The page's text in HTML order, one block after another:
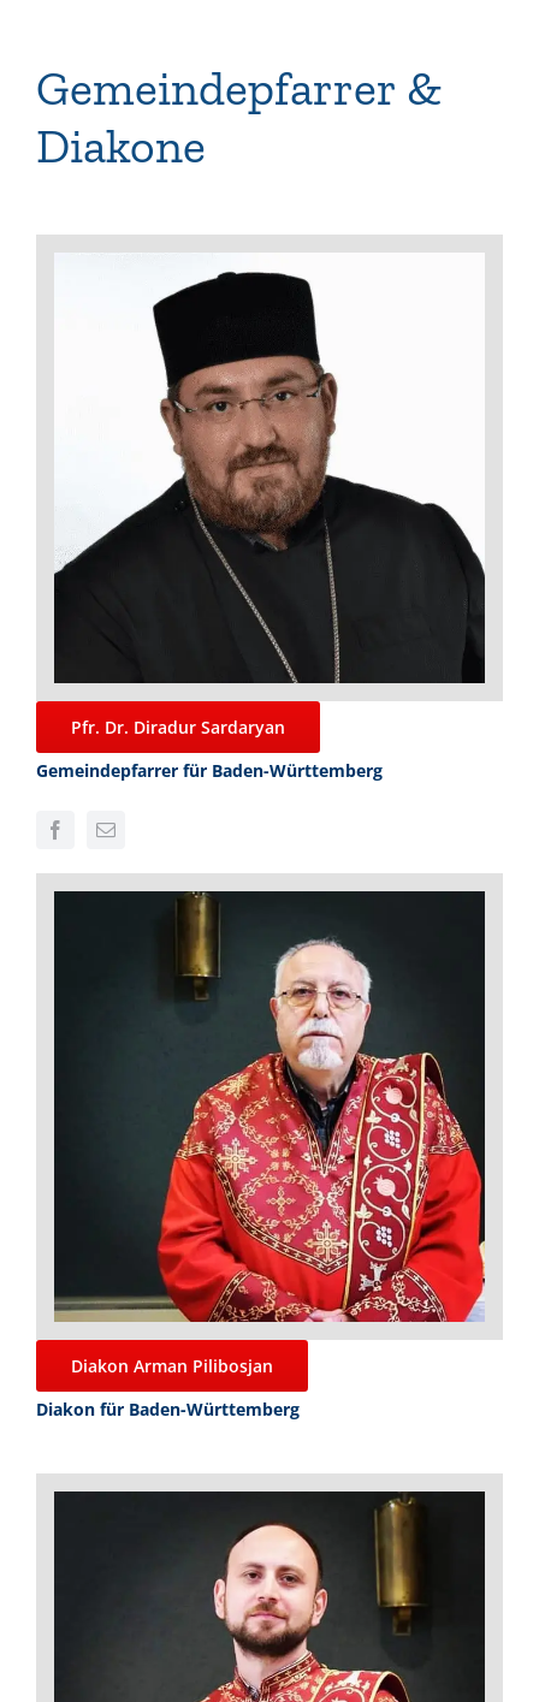
Gemeindepfarrer &
Diakone
Pfr. Dr. Diradur Sardaryan
Gemeindepfarrer für Baden-Württemberg
Diakon Arman Pilibosjan
Diakon für Baden-Württemberg